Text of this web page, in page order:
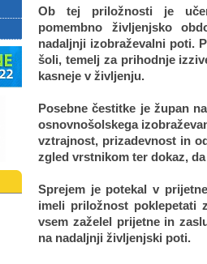
Ob tej priložnosti je
pomembno življenjsko
nadaljnji izobraževalni poti.
šoli, temelj za prihodnje
kasneje v življenju.
Posebne čestitke je župan
osnovnošolskega
vztrajnost, prizadevnost in
zgled vrstnikom ter dokaz,
Sprejem je potekal v
imeli priložnost poklepetati
vsem zaželel prijetne in
na nadaljnji življenjski poti.